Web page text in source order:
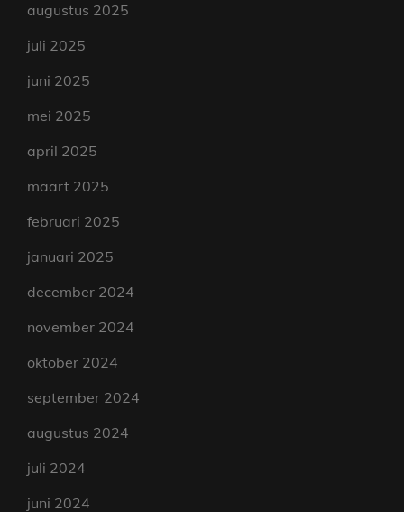
augustus 2025
juli 2025
juni 2025
mei 2025
april 2025
maart 2025
februari 2025
januari 2025
december 2024
november 2024
oktober 2024
september 2024
augustus 2024
juli 2024
juni 2024